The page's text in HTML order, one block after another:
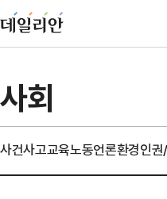
사회
사건사고교육노동언론환경인